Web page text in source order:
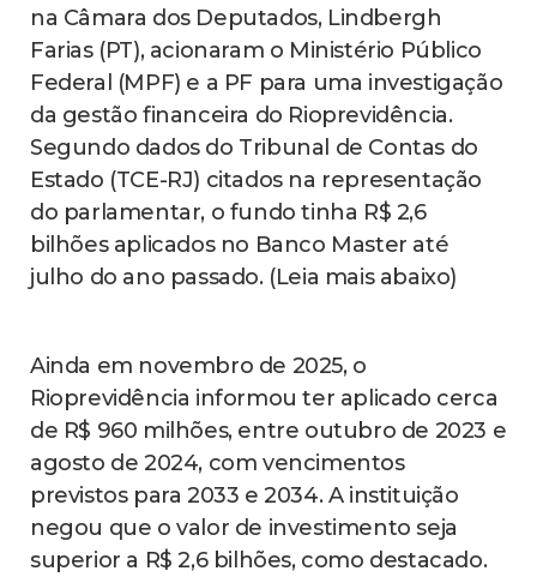
na Câmara dos Deputados, Lindbergh
Farias (PT), acionaram o Ministério Público
Federal (MPF) e a PF para uma investigação
da gestão financeira do Rioprevidência.
Segundo dados do Tribunal de Contas do
Estado (TCE-RJ) citados na representação
do parlamentar, o fundo tinha R$ 2,6
bilhões aplicados no Banco Master até
julho do ano passado. (Leia mais abaixo)
Ainda em novembro de 2025, o
Rioprevidência informou ter aplicado cerca
de R$ 960 milhões, entre outubro de 2023 e
agosto de 2024, com vencimentos
previstos para 2033 e 2034. A instituição
negou que o valor de investimento seja
superior a R$ 2,6 bilhões, como destacado.